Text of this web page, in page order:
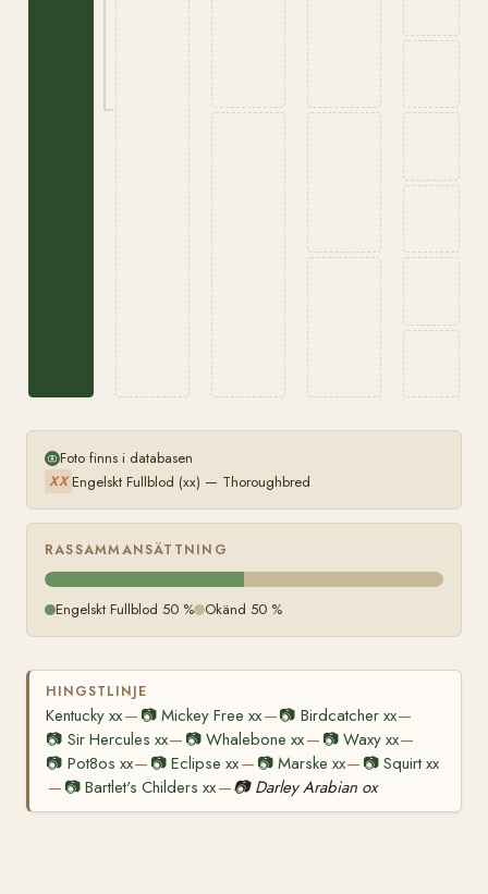
Foto finns i databasen
XX Engelskt Fullblod (xx) — Thoroughbred
RASSAMMANSÄTTNING
Engelskt Fullblod 50 % Okänd 50 %
HINGSTLINJE
Kentucky xx— 📷Mickey Free xx—📷 Birdcatcher xx—
📷 Sir Hercules xx— 📷Whalebone xx— 📷 Waxy xx—
📷 Pot8os xx— 📷Eclipse xx— 📷 Marske xx— 📷 Squirt xx
— 📷Bartlet's Childers xx—📷 Darley Arabian ox